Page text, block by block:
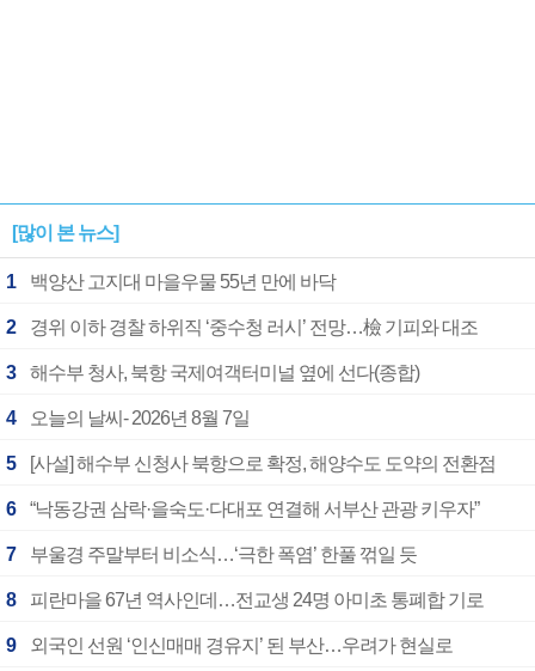
[많이 본 뉴스]
1 백양산 고지대 마을우물 55년 만에 바닥
2 경위 이하 경찰 하위직 ‘중수청 러시’ 전망…檢 기피와 대조
3 해수부 청사, 북항 국제여객터미널 옆에 선다(종합)
4 오늘의 날씨- 2026년 8월 7일
5 [사설] 해수부 신청사 북항으로 확정, 해양수도 도약의 전환점
6 “낙동강권 삼락·을숙도·다대포 연결해 서부산 관광 키우자”
7 부울경 주말부터 비소식…‘극한 폭염’ 한풀 꺾일 듯
8 피란마을 67년 역사인데…전교생 24명 아미초 통폐합 기로
9 외국인 선원 ‘인신매매 경유지’ 된 부산…우려가 현실로